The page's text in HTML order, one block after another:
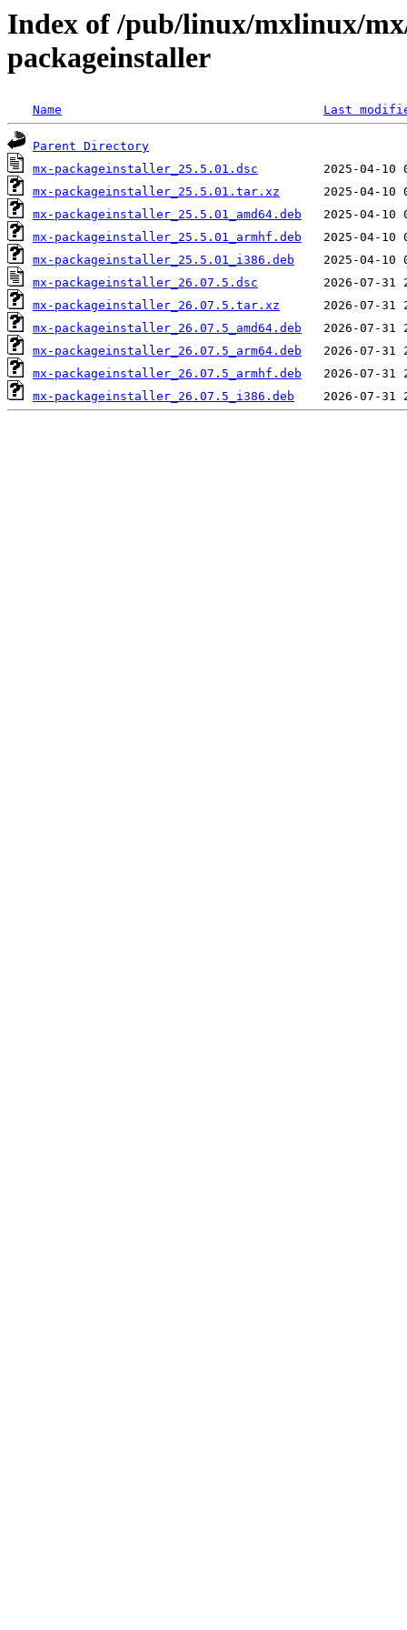
Index of /pub/linux/mxlinux/
packageinstaller
Name Last
Parent Directory
mx-packageinstaller_25.5.01.dsc
mx-packageinstaller_25.5.01.tar.xz
mx-packageinstaller_25.5.01_amd64.deb
mx-packageinstaller_25.5.01_armhf.deb
mx-packageinstaller_25.5.01_i386.deb
mx-packageinstaller_26.07.5.dsc
mx-packageinstaller_26.07.5.tar.xz
mx-packageinstaller_26.07.5_amd64.deb
mx-packageinstaller_26.07.5_arm64.deb
mx-packageinstaller_26.07.5_armhf.deb
mx-packageinstaller_26.07.5_i386.deb